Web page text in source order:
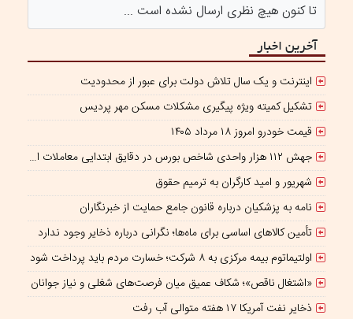
تا کنون هیچ نظری ارسال نشده است ...
آخرین اخبار
اینترنت و یک سال تلاش دولت برای عبور از محدودیت
تشکیل کمیته ویژه پیگیری مشکلات مسکن مهر پردیس
قیمت خودرو امروز ۱۸ مرداد ۱۴۰۵
جهش ۱۱۲ هزار واحدی شاخص بورس در دقایق ابتدایی معاملات امروز
شهریور و امید کارگران به ترمیم حقوق
نامه به پزشکیان درباره قانون جامع حمایت از خبرنگاران
تأمین کالاهای اساسی برای ماه‌ها؛ نگرانی درباره ذخایر وجود ندارد
اولتیماتوم بیمه مرکزی به ۸ شرکت؛ خسارت مردم باید پرداخت شود
«اشتغال ناقص»؛ شکاف عمیق میان فرصت‌های شغلی و نیاز جوانان
ذخایر نفت آمریکا ۱۷ هفته متوالی آب رفت